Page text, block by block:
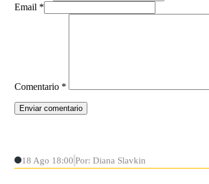
Email *
Comentario *
18 Ago 18:00 Por: Diana Slavkin